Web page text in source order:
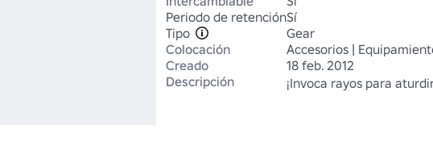
Periodo de retenciónSí
Tipo
Gear
Colocación
Accesorios |
Creado
18 feb. 2012
Descripción
¡Invoca rayos para